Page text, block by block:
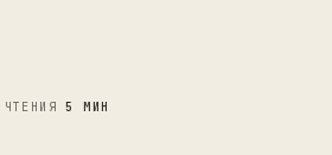
ЧТЕНИЯ5 МИН